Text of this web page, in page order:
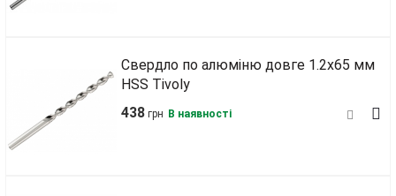
Свердло по алюміню довге 1.2х65 мм
HSS Tivoly
438 грн В наявності